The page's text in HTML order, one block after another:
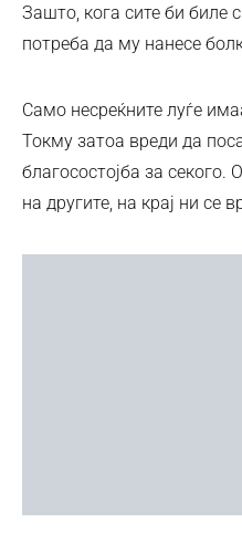
Зашто, кога сите би биле
потреба да му нанесе
Само несреќните луѓе
Токму затоа вреди да
благосостојба за
на другите, на крај ни се